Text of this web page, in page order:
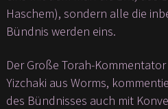
Haschem), sondern alle die
Bündnis werden eins.
Der Große Torah-
Yizchaki aus Worms,
des Bündnisses auch mit